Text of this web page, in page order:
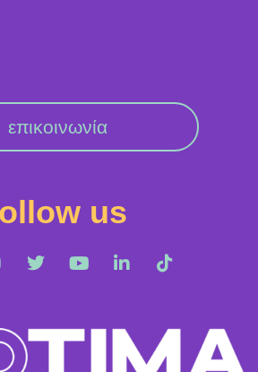
επικοινωνία
us